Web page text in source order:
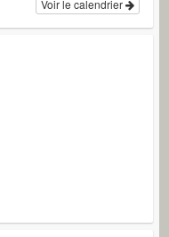
Voir le calendrier